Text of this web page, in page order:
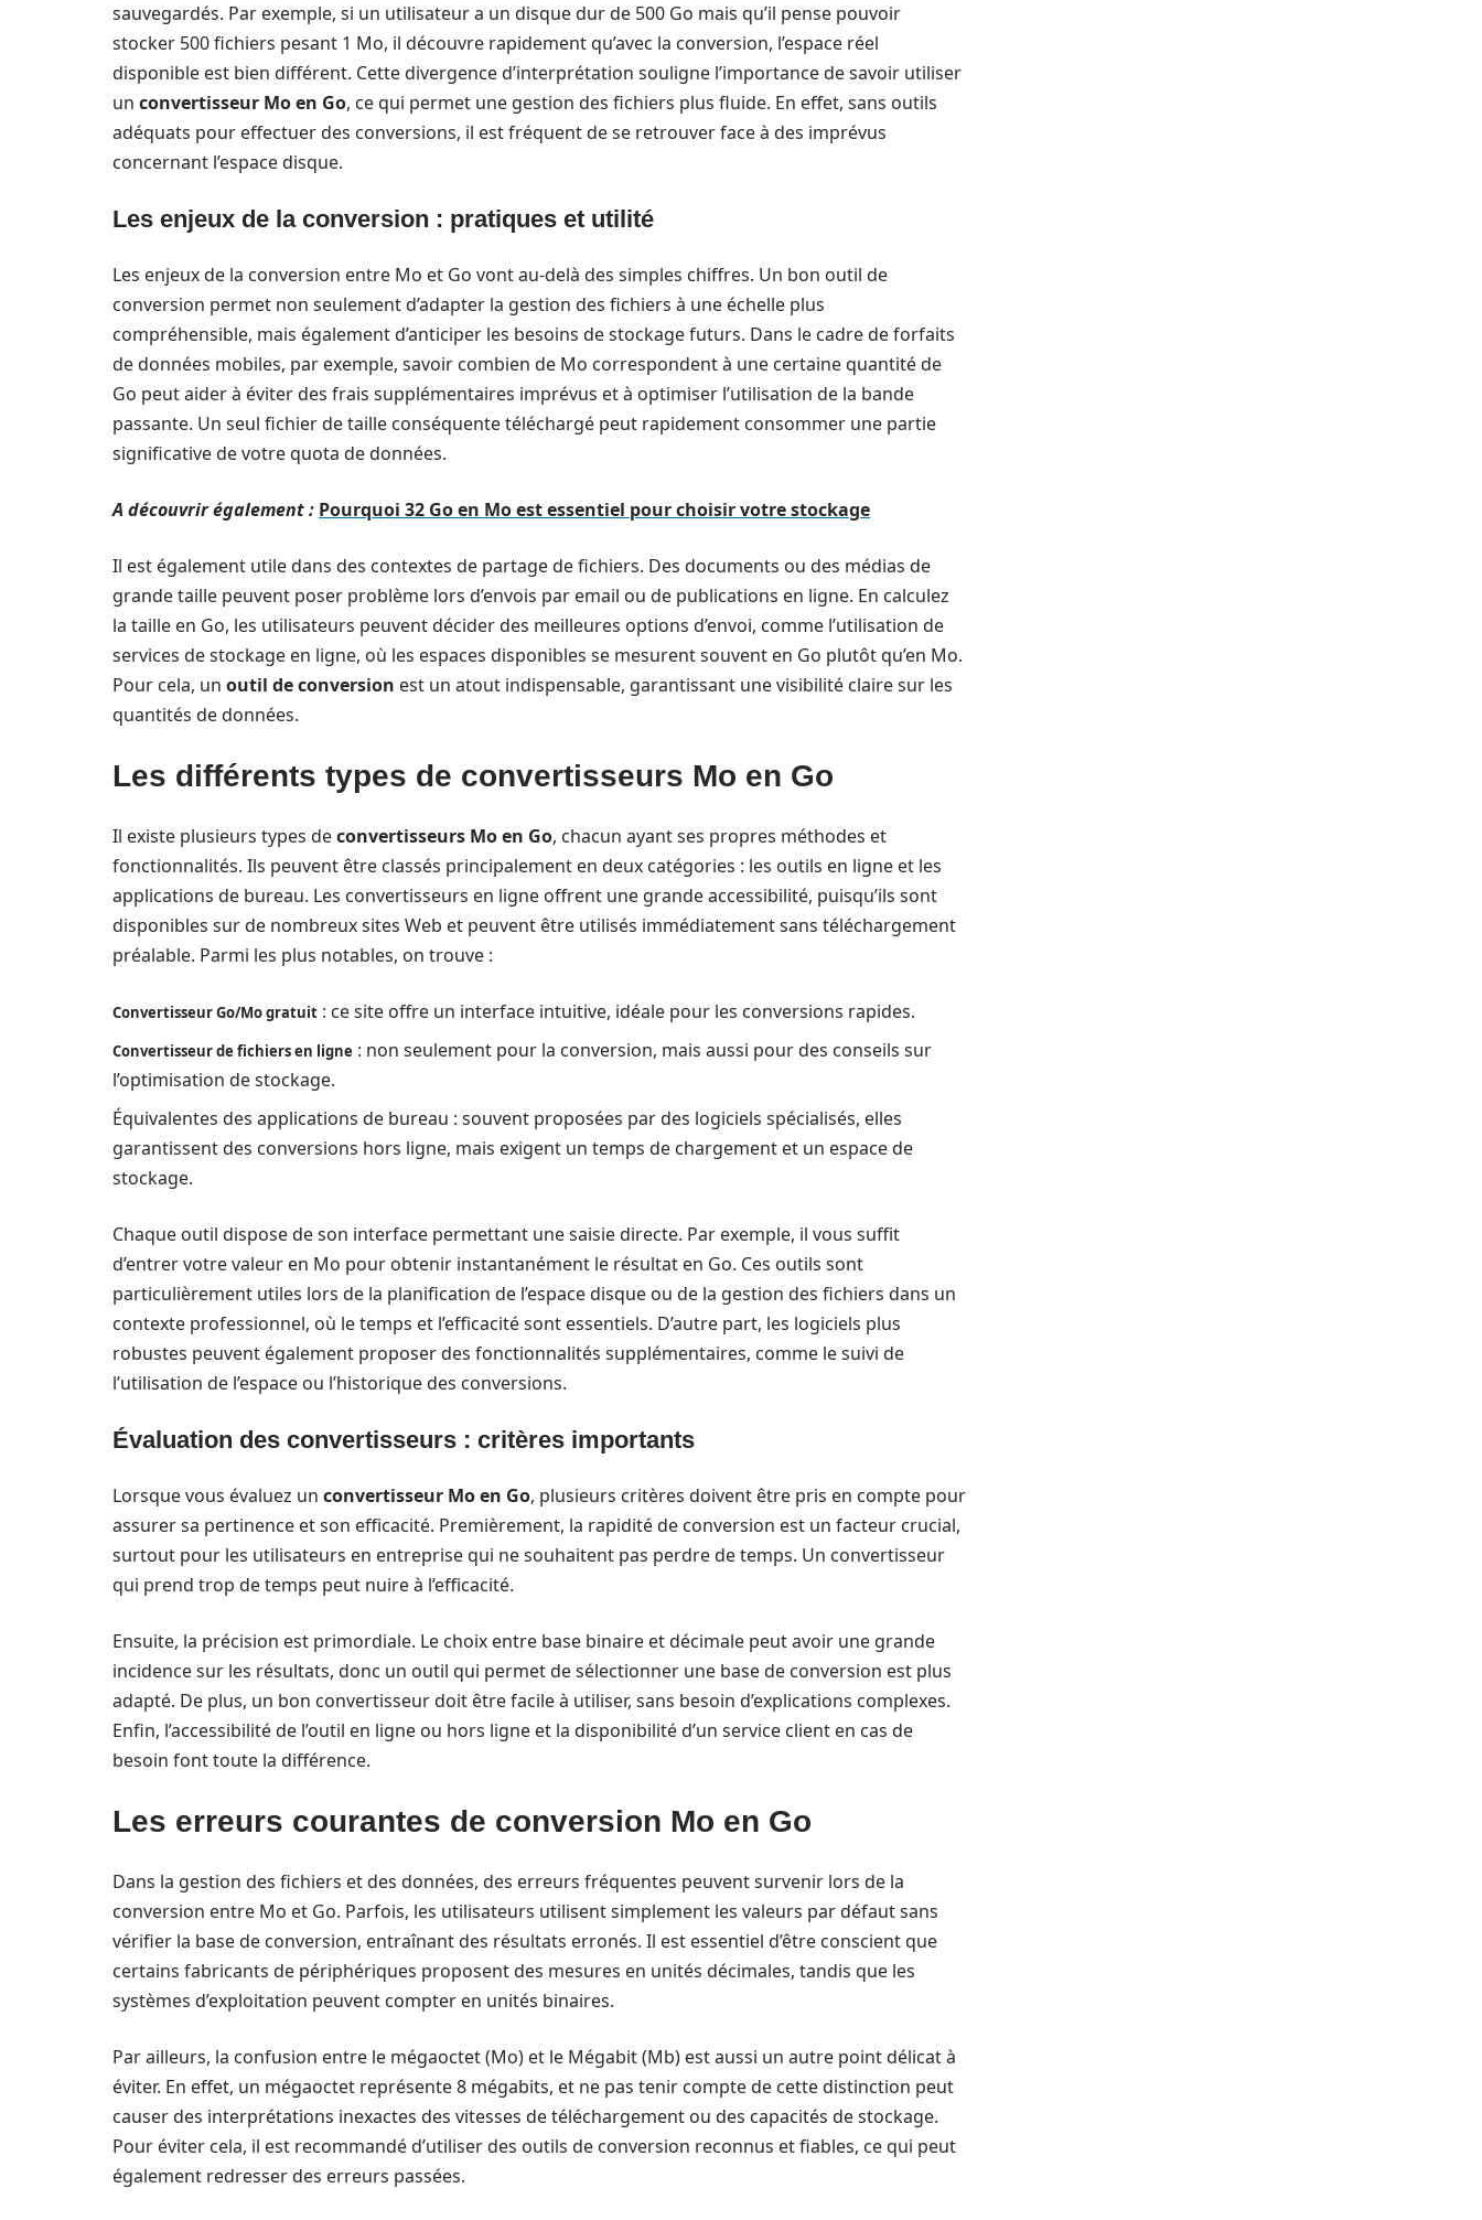
sauvegardés. Par exemple, si un utilisateur a un disque dur de 500 Go mais qu’il pense pouvoir
stocker 500 fichiers pesant 1 Mo, il découvre rapidement qu’avec la conversion, l’espace réel
disponible est bien différent. Cette divergence d’interprétation souligne l’importance de savoir utiliser
un convertisseur Mo en Go, ce qui permet une gestion des fichiers plus fluide. En effet, sans outils
adéquats pour effectuer des conversions, il est fréquent de se retrouver face à des imprévus
concernant l’espace disque.
Les enjeux de la conversion : pratiques et utilité
Les enjeux de la conversion entre Mo et Go vont au-delà des simples chiffres. Un bon outil de
conversion permet non seulement d’adapter la gestion des fichiers à une échelle plus
compréhensible, mais également d’anticiper les besoins de stockage futurs. Dans le cadre de forfaits
de données mobiles, par exemple, savoir combien de Mo correspondent à une certaine quantité de
Go peut aider à éviter des frais supplémentaires imprévus et à optimiser l’utilisation de la bande
passante. Un seul fichier de taille conséquente téléchargé peut rapidement consommer une partie
significative de votre quota de données.
A découvrir également : Pourquoi 32 Go en Mo est essentiel pour choisir votre stockage
Il est également utile dans des contextes de partage de fichiers. Des documents ou des médias de
grande taille peuvent poser problème lors d’envois par email ou de publications en ligne. En calculez
la taille en Go, les utilisateurs peuvent décider des meilleures options d’envoi, comme l’utilisation de
services de stockage en ligne, où les espaces disponibles se mesurent souvent en Go plutôt qu’en Mo.
Pour cela, un outil de conversion est un atout indispensable, garantissant une visibilité claire sur les
quantités de données.
Les différents types de convertisseurs Mo en Go
Il existe plusieurs types deconvertisseurs Mo en Go, chacun ayant ses propres méthodes et
fonctionnalités. Ils peuvent être classés principalement en deux catégories : les outils en ligne et les
applications de bureau. Les convertisseurs en ligne offrent une grande accessibilité, puisqu’ils sont
disponibles sur de nombreux sites Web et peuvent être utilisés immédiatement sans téléchargement
préalable. Parmi les plus notables, on trouve :
Convertisseur Go/Mo gratuit : ce site offre un interface intuitive, idéale pour les conversions rapides.
Convertisseur de fichiers en ligne : non seulement pour la conversion, mais aussi pour des conseils sur
l’optimisation de stockage.
Équivalentes des applications de bureau : souvent proposées par des logiciels spécialisés, elles
garantissent des conversions hors ligne, mais exigent un temps de chargement et un espace de
stockage.
Chaque outil dispose de son interface permettant une saisie directe. Par exemple, il vous suffit
d’entrer votre valeur en Mo pour obtenir instantanément le résultat en Go. Ces outils sont
particulièrement utiles lors de la planification de l’espace disque ou de la gestion des fichiers dans un
contexte professionnel, où le temps et l’efficacité sont essentiels. D’autre part, les logiciels plus
robustes peuvent également proposer des fonctionnalités supplémentaires, comme le suivi de
l’utilisation de l’espace ou l’historique des conversions.
Évaluation des convertisseurs : critères importants
Lorsque vous évaluez un convertisseur Mo en Go, plusieurs critères doivent être pris en compte pour
assurer sa pertinence et son efficacité. Premièrement, la rapidité de conversion est un facteur crucial,
surtout pour les utilisateurs en entreprise qui ne souhaitent pas perdre de temps. Un convertisseur
qui prend trop de temps peut nuire à l’efficacité.
Ensuite, la précision est primordiale. Le choix entre base binaire et décimale peut avoir une grande
incidence sur les résultats, donc un outil qui permet de sélectionner une base de conversion est plus
adapté. De plus, un bon convertisseur doit être facile à utiliser, sans besoin d’explications complexes.
Enfin, l’accessibilité de l’outil en ligne ou hors ligne et la disponibilité d’un service client en cas de
besoin font toute la différence.
Les erreurs courantes de conversion Mo en Go
Dans la gestion des fichiers et des données, des erreurs fréquentes peuvent survenir lors de la
conversion entre Mo et Go. Parfois, les utilisateurs utilisent simplement les valeurs par défaut sans
vérifier la base de conversion, entraînant des résultats erronés. Il est essentiel d’être conscient que
certains fabricants de périphériques proposent des mesures en unités décimales, tandis que les
systèmes d’exploitation peuvent compter en unités binaires.
Par ailleurs, la confusion entre le mégaoctet (Mo) et le Mégabit (Mb) est aussi un autre point délicat à
éviter. En effet, un mégaoctet représente 8 mégabits, et ne pas tenir compte de cette distinction peut
causer des interprétations inexactes des vitesses de téléchargement ou des capacités de stockage.
Pour éviter cela, il est recommandé d’utiliser des outils de conversion reconnus et fiables, ce qui peut
également redresser des erreurs passées.